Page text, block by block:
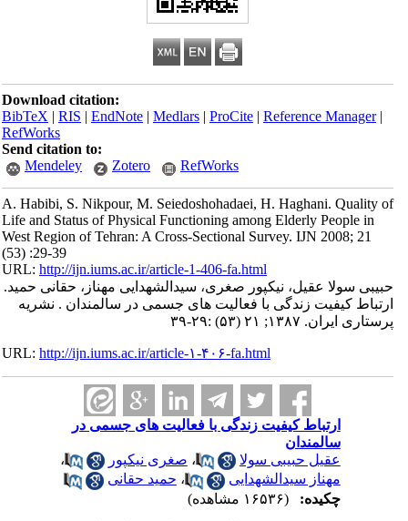
Download citation:
BibTeX|RIS|EndNote|Medlars|ProCite|Reference Manager
RefWorks
Send citation to:
Mendeley
Zotero RefWorks
A. Habibi, S. Nikpour, M. Seiedoshohadaei, H. Haghani. Quality of
Life and Status of Physical Functioning among Elderly People in
West Region of Tehran: A Cross-Sectional Survey. IJN 2008; 21
(53) :29-39
URL:http://ijn.iums.ac.ir/article-1-406-fa.html
حبیبی سولا عقیل، نیکپور صغری، سیدالشهدایی مهناز، حقانی حمید.
ارتباط کیفیت زندگی با فعالیت های جسمی در سالمندان . نشریه
پرستاری ایران. ۱۳۸۷; ۲۱ (۵۳) :۲۹-۳۹
URL:http://ijn.iums.ac.ir/article-۱-۴۰۶-fa.html
ارتباط کیفیت زندگی با فعالیت های جسمی در
سالمندان
عقیل حبیبی سولا
،صغری نیکپور
،
مهناز سیدالشهدایی
،حمید حقانی
چکیده: